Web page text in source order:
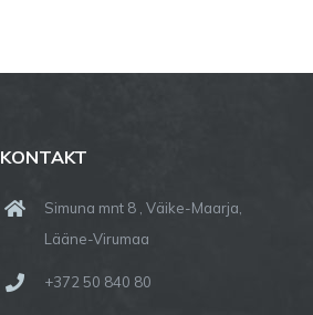
KONTAKT
Simuna mnt 8 , Väike-Maarja,
Lääne-Virumaa
+372 50 840 80